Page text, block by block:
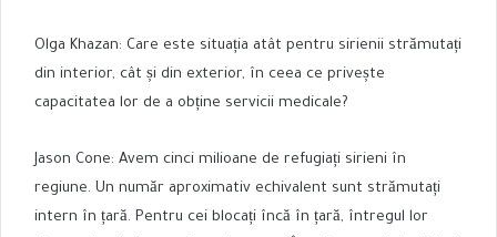
Olga Khazan: Care este situația atât pentru sirienii strămutați
din interior, cât și din exterior, în ceea ce privește
capacitatea lor de a obține servicii medicale?
Jason Cone: Avem cinci milioane de refugiați sirieni în
regiune. Un număr aproximativ echivalent sunt strămutați
intern în țară. Pentru cei blocați încă în țară, întregul lor